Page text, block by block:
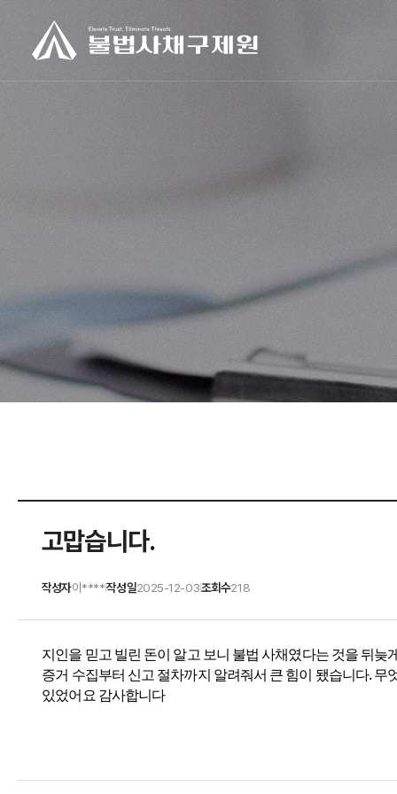
고맙습니다.
작성자이****|작성일2025-12-03|조회수218
지인을 믿고 빌린 돈이 알고 보니 불법 사채였다는 것을 뒤
증거 수집부터 신고 절차까지 알려줘서 큰 힘이 됐습니다.
있었어요 감사합니다